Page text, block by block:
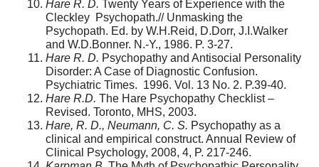
Hare R. D. Twenty Years of Experience with the
Cleckley Psychopath.// Unmasking the
Psychopath. Ed. by W.H.Reid, D.Dorr, J.I.Walker
and W.D.Bonner. N.-Y., 1986. P. 3-27.
Hare R. D. Psychopathy and Antisocial Personality
Disorder: A Case of Diagnostic Confusion.
Psychiatric Times. 1996. Vol. 13 No. 2. P.39-40.
Hare R.D. The Hare Psychopathy Checklist –
Revised. Toronto, MHS, 2003.
Hare, R. D., Neumann, C. S. Psychopathy as a
clinical and empirical construct. Annual Review of
Clinical Psychology, 2008, 4, P. 217-246.